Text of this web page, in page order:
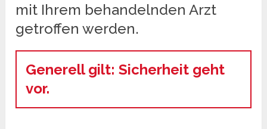
mit Ihrem behandelnden Arzt
getroffen werden.
Generell gilt: Sicherheit geht
vor.